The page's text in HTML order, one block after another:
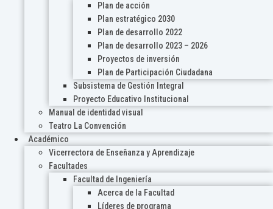
Plan de acción
Plan estratégico 2030
Plan de desarrollo 2022
Plan de desarrollo 2023 – 2026
Proyectos de inversión
Plan de Participación Ciudadana
Subsistema de Gestión Integral
Proyecto Educativo Institucional
Manual de identidad visual
Teatro La Convención
Académico
Vicerrectora de Enseñanza y Aprendizaje
Facultades
Facultad de Ingeniería
Acerca de la Facultad
Líderes de programa